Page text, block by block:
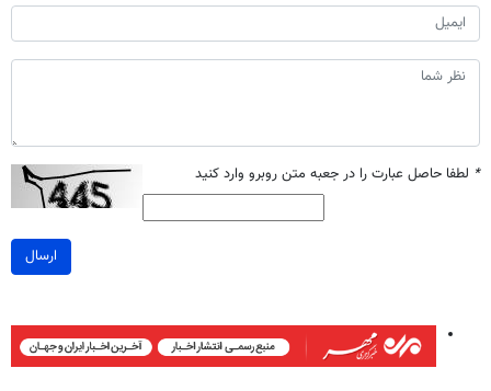
* لطفا حاصل عبارت را در جعبه متن روبرو وارد کنید
ارسال